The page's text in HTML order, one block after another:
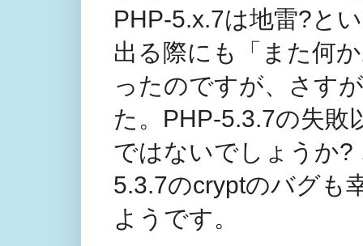
PHP-5.x.7は地雷?と
出る際にも「また何
ったのですが、さす
た。PHP-5.3.7の失
ではないでしょうか?
5.3.7のcryptのバグも
ようです。